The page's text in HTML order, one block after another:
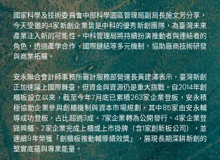
國家科學及技術委員會中部科學園區管理局副局長施文芳分享，
今天受邀的4家新創企業皆是中科的優秀新創團隊，為臺灣未來
產業注入新的可能性。中科管理局將持續扮演推動者與連結者的
角色，透過產學合作、國際鏈結等多元機制，協助廠商技術研發
與商業拓展。
安永聯合會計師事務所審計服務部營運長黃建澤表示，臺灣新創
正加速躍上國際舞臺，但資金與資源仍是重大挑戰。自2014年創
櫃板設立以來，截至今年7月底已累積263家企業登板，安永積
極協助企業參與創櫃機制與資本市場規劃，其中85家由安永輔
導成功登板，占比超過3成。7家企業轉為公開發行、4家企業登
錄興櫃、2家企業完成上櫃或上市掛牌（含1家創新板公司），並
連續9年榮獲「創櫃板推動輔導績效獎」，展現長期深耕新創的
堅實底蘊與專業能量。